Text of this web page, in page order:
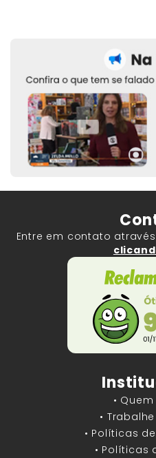
Entre em contato
•
•
• Políticas
• Políticas